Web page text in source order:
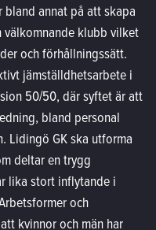
bland annat på att skapa
klubb vilket
och förhållningssätt.
jämställdhetsarbete i
50/50, där syftet är att
bland personal
Lidingö GK ska utforma
deltar en trygg
lika stort inflytande i
och
kvinnor och män har